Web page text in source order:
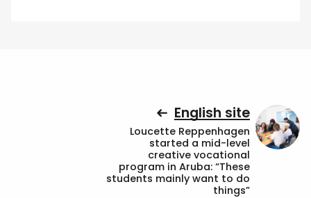
English site
Loucette Reppenhagen
started a mid-level
creative vocational
program in Aruba: “These
students mainly want to do
things”